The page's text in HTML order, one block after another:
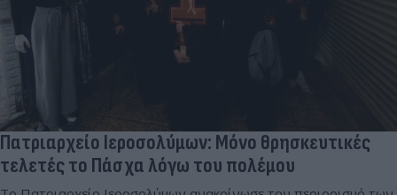
Πατριαρχείο Ιεροσολύμων: Μόνο θρησκευτικές
τελετές το Πάσχα λόγω του πολέμου